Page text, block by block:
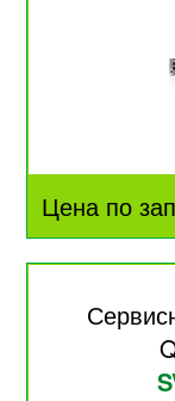
Цена по